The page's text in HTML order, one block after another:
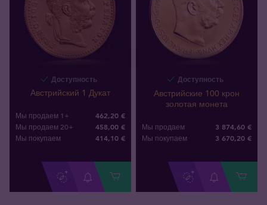
Доступность
Австрийский 1 Дукат
Мы продаем 1+ 462,20 €
Мы продаем 20+ 458,00 €
Мы покупаем 414,10 €
Доступность
Австрийские 100 крон
золотая монета
Мы продаем 3 874,60 €
Мы покупаем 3 670,20 €